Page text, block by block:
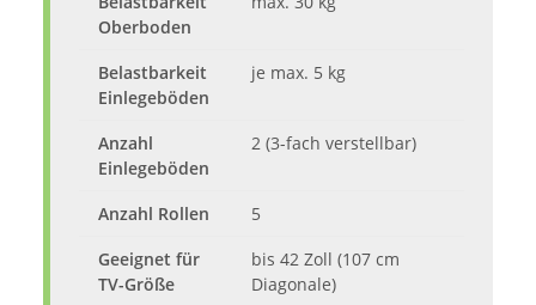
Oberboden
Belastbarkeit
Einlegeböden
je max. 5 kg
Anzahl
Einlegeböden
2 (3-fach verstellbar)
Anzahl Rollen
5
Geeignet für
TV-Größe
bis 42 Zoll (107 cm
Diagonale)